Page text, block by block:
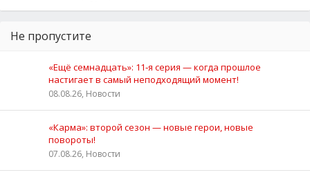
Не пропустите
«Ещё семнадцать»: 11‑я серия — когда прошлое
настигает в самый неподходящий момент!
08.08.26, Новости
«Карма»: второй сезон — новые герои, новые
повороты!
07.08.26, Новости